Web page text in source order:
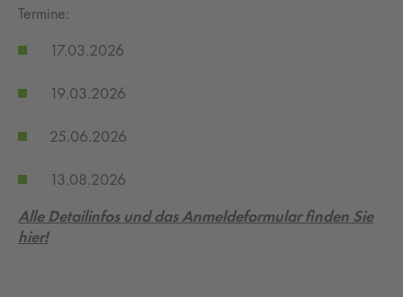
Termine:
17.03.2026
19.03.2026
25.06.2026
13.08.2026
Alle Detailinfos und das Anmeldeformular finden Sie
hier!